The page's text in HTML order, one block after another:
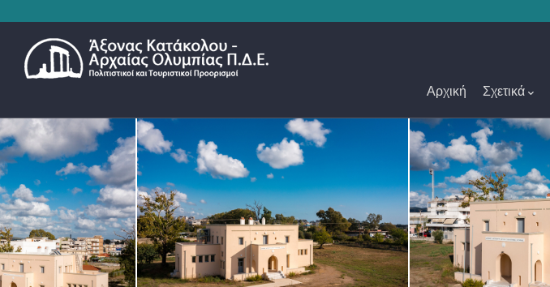
Αρχική Σχετικά